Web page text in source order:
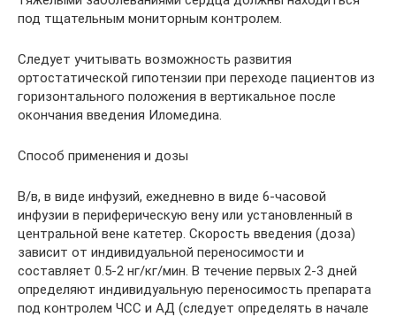
под тщательным мониторным контролем.
Следует учитывать возможность развития
ортостатической гипотензии при переходе пациентов из
горизонтального положения в вертикальное после
окончания введения Иломедина.
Способ применения и дозы
В/в, в виде инфузий, ежедневно в виде 6-часовой
инфузии в периферическую вену или установленный в
центральной вене катетер. Скорость введения (доза)
зависит от индивидуальной переносимости и
составляет 0.5-2 нг/кг/мин. В течение первых 2-3 дней
определяют индивидуальную переносимость препарата
под контролем ЧСС и АД (следует определять в начале